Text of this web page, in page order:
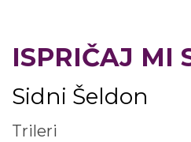
ISPRIČAJ MI
Sidni Šeldon
Trileri